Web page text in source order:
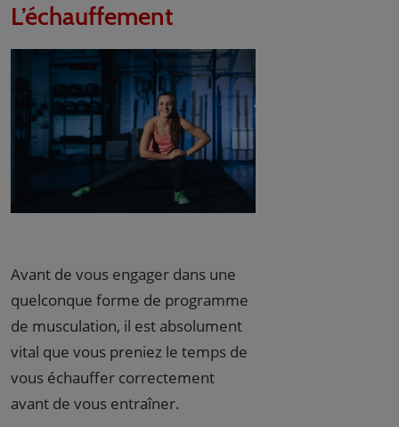
L’échauffement
Avant de vous engager dans une
quelconque forme de programme
de musculation, il est absolument
vital que vous preniez le temps de
vous échauffer correctement
avant de vous entraîner.